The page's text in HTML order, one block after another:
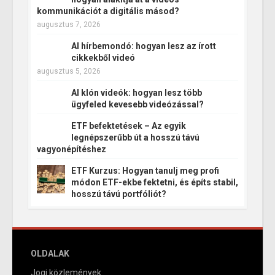
kommunikációt a digitális másod?
augusztus 7, 2026
AI hírbemondó: hogyan lesz az írott
cikkekből videó
augusztus 5, 2026
AI klón videók: hogyan lesz több
ügyfeled kevesebb videózással?
ETF befektetések – Az egyik
legnépszerűbb út a hosszú távú
vagyonépítéshez
ETF Kurzus: Hogyan tanulj meg profi
módon ETF-ekbe fektetni, és építs stabil,
hosszú távú portfóliót?
OLDALAK
Jogi közlemények